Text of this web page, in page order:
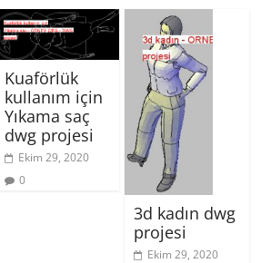
Kuaförlük
kullanım için
Yıkama saç
dwg projesi
Ekim 29, 2020
0
3d kadın dwg
projesi
Ekim 29, 2020